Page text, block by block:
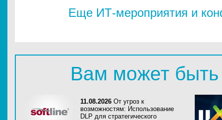
Еще ИТ-мероприятия и
Вам может быть
11.08.2026 От угроз к
возможностям: Использование
DLP для стратегического